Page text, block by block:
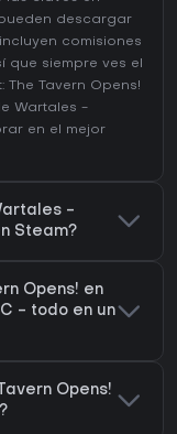
descargar
comisiones
siempre ves el
Tavern Opens!
Wartales -
en el mejor
-
Steam?
Opens! en
- todo en un
Opens!